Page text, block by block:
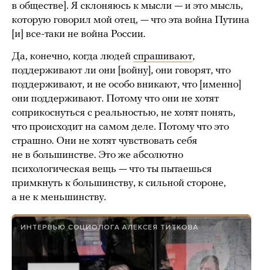
в обществе]. Я склоняюсь к мысли — и это мысль,
которую говорил мой отец, — что эта война Путина
[и] все-таки не война России.
Да, конечно, когда людей спрашивают,
поддерживают ли они [войну], они говорят, что
поддерживают, и не особо вникают, что [именно]
они поддерживают. Потому что они не хотят
соприкоснуться с реальностью, не хотят понять,
что происходит на самом деле. Потому что это
страшно. Они не хотят чувствовать себя
не в большинстве. Это же абсолютно
психологическая вещь — что ты пытаешься
примкнуть к большинству, к сильной стороне,
а не к меньшинству.
ИНТЕРВЬЮ СОЦИОЛОГА АЛЕКСЕЯ ТИТКОВА